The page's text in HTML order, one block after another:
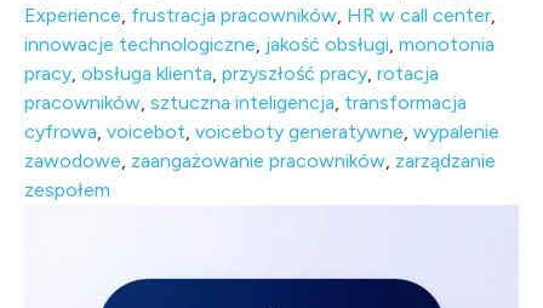
Experience, frustracja pracowników, HR w call center,
innowacje technologiczne, jakość obsługi, monotonia
pracy, obsługa klienta, przyszłość pracy, rotacja
pracowników, sztuczna inteligencja, transformacja
cyfrowa, voicebot, voiceboty generatywne, wypalenie
zawodowe, zaangażowanie pracowników, zarządzanie
zespołem